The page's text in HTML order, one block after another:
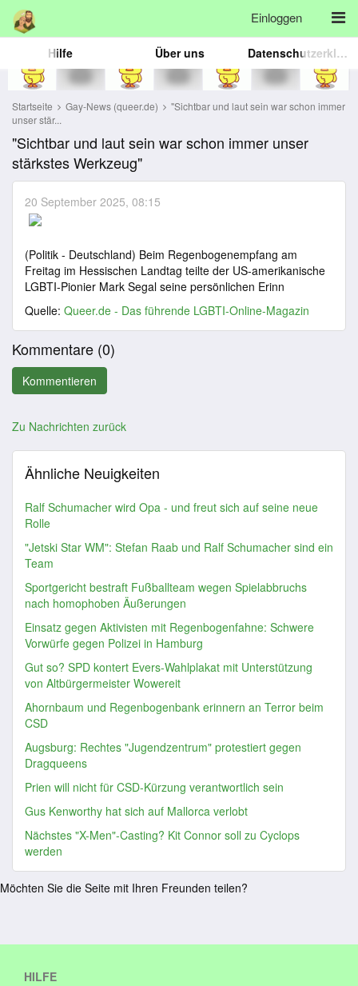
Einloggen
Hilfe Über uns Datenschutzerklärung
Startseite Gay-News (queer.de)
"Sichtbar und laut sein war schon immer
unser stär...
"Sichtbar und laut sein war schon immer unser
stärkstes Werkzeug"
20 September 2025, 08:15
(Politik - Deutschland) Beim Regenbogenempfang am
Freitag im Hessischen Landtag teilte der US-amerikanische
LGBTI-Pionier Mark Segal seine persönlichen Erinn
Quelle: Queer.de - Das führende LGBTI-Online-Magazin
Kommentare (0)
Zu Nachrichten zurück
Ähnliche Neuigkeiten
Ralf Schumacher wird Opa - und freut sich auf seine neue
Rolle
"Jetski Star WM": Stefan Raab und Ralf Schumacher sind ein
Team
Sportgericht bestraft Fußballteam wegen Spielabbruchs
nach homophoben Äußerungen
Einsatz gegen Aktivisten mit Regenbogenfahne: Schwere
Vorwürfe gegen Polizei in Hamburg
Gut so? SPD kontert Evers-Wahlplakat mit Unterstützung
von Altbürgermeister Wowereit
Ahornbaum und Regenbogenbank erinnern an Terror beim
CSD
Augsburg: Rechtes "Jugendzentrum" protestiert gegen
Dragqueens
Prien will nicht für CSD-Kürzung verantwortlich sein
Gus Kenworthy hat sich auf Mallorca verlobt
Nächstes "X-Men"-Casting? Kit Connor soll zu Cyclops
werden
Möchten Sie die Seite mit Ihren Freunden teilen?
HILFE